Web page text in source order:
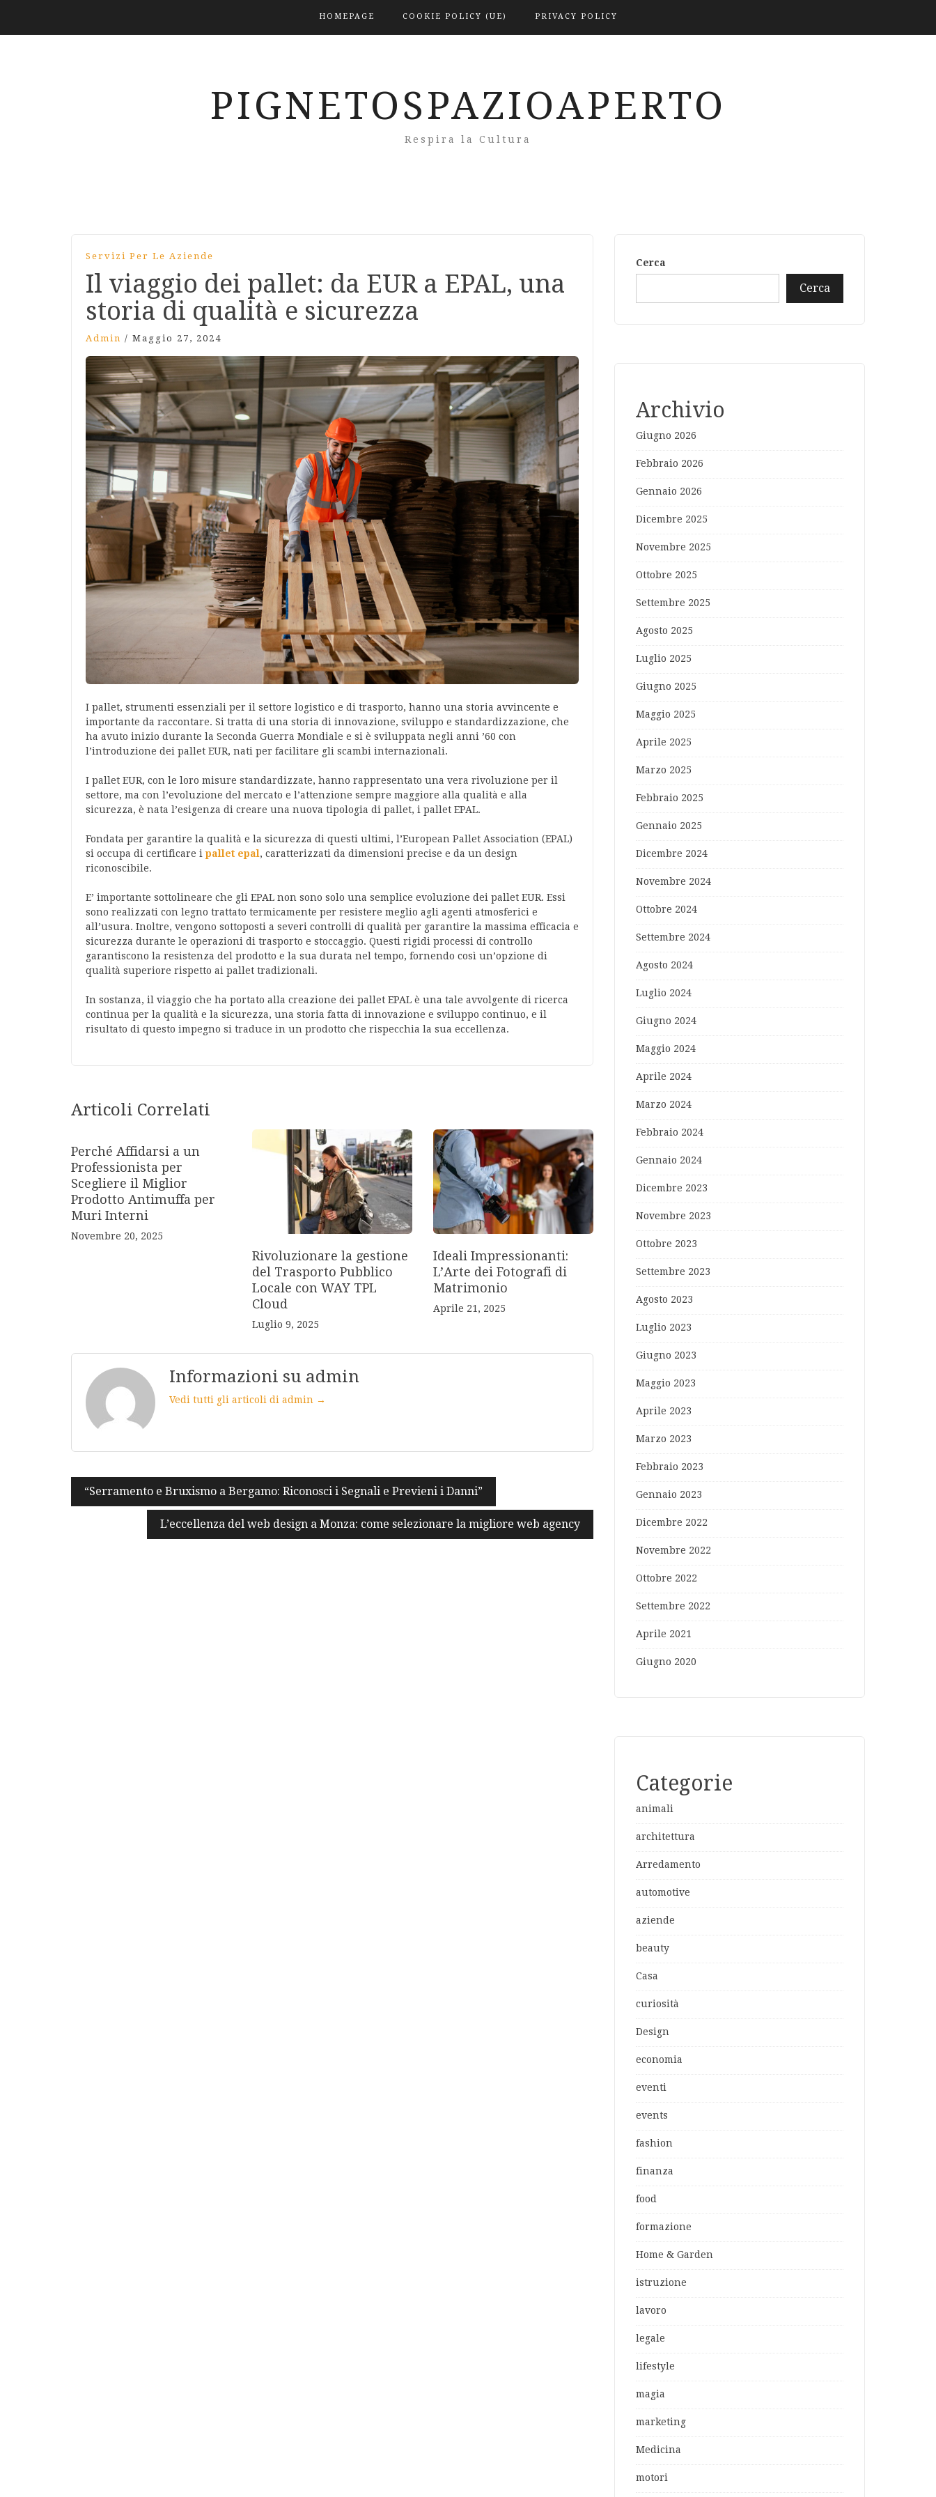
HOMEPAGE COOKIE POLICY (UE) PRIVACY POLICY
PIGNETOSPAZIOAPERTO
Respira la Cultura
Servizi Per Le Aziende
Il viaggio dei pallet: da EUR a EPAL, una
storia di qualità e sicurezza
Admin / Maggio 27, 2024
I pallet, strumenti essenziali per il settore logistico e di trasporto, hanno una storia avvincente e
importante da raccontare. Si tratta di una storia di innovazione, sviluppo e standardizzazione, che
ha avuto inizio durante la Seconda Guerra Mondiale e si è sviluppata negli anni ’60 con
l’introduzione dei pallet EUR, nati per facilitare gli scambi internazionali.
I pallet EUR, con le loro misure standardizzate, hanno rappresentato una vera rivoluzione per il
settore, ma con l’evoluzione del mercato e l’attenzione sempre maggiore alla qualità e alla
sicurezza, è nata l’esigenza di creare una nuova tipologia di pallet, i pallet EPAL.
Fondata per garantire la qualità e la sicurezza di questi ultimi, l’European Pallet Association (EPAL)
si occupa di certificare i pallet epal, caratterizzati da dimensioni precise e da un design
riconoscibile.
E’ importante sottolineare che gli EPAL non sono solo una semplice evoluzione dei pallet EUR. Essi
sono realizzati con legno trattato termicamente per resistere meglio agli agenti atmosferici e
all’usura. Inoltre, vengono sottoposti a severi controlli di qualità per garantire la massima efficacia e
sicurezza durante le operazioni di trasporto e stoccaggio. Questi rigidi processi di controllo
garantiscono la resistenza del prodotto e la sua durata nel tempo, fornendo così un’opzione di
qualità superiore rispetto ai pallet tradizionali.
In sostanza, il viaggio che ha portato alla creazione dei pallet EPAL è una tale avvolgente di ricerca
continua per la qualità e la sicurezza, una storia fatta di innovazione e sviluppo continuo, e il
risultato di questo impegno si traduce in un prodotto che rispecchia la sua eccellenza.
Articoli Correlati
Perché Affidarsi a un
Professionista per
Scegliere il Miglior
Prodotto Antimuffa per
Muri Interni
Novembre 20, 2025
Rivoluzionare la gestione
del Trasporto Pubblico
Locale con WAY TPL
Cloud
Luglio 9, 2025
Ideali Impressionanti:
L’Arte dei Fotografi di
Matrimonio
Aprile 21, 2025
Informazioni su admin
Vedi tutti gli articoli di admin →
Navigazione
articoli
“Serramento e Bruxismo a Bergamo: Riconosci i Segnali e Previeni i Danni”
L’eccellenza del web design a Monza: come selezionare la migliore web agency
Cerca
Cerca
Archivio
Giugno 2026
Febbraio 2026
Gennaio 2026
Dicembre 2025
Novembre 2025
Ottobre 2025
Settembre 2025
Agosto 2025
Luglio 2025
Giugno 2025
Maggio 2025
Aprile 2025
Marzo 2025
Febbraio 2025
Gennaio 2025
Dicembre 2024
Novembre 2024
Ottobre 2024
Settembre 2024
Agosto 2024
Luglio 2024
Giugno 2024
Maggio 2024
Aprile 2024
Marzo 2024
Febbraio 2024
Gennaio 2024
Dicembre 2023
Novembre 2023
Ottobre 2023
Settembre 2023
Agosto 2023
Luglio 2023
Giugno 2023
Maggio 2023
Aprile 2023
Marzo 2023
Febbraio 2023
Gennaio 2023
Dicembre 2022
Novembre 2022
Ottobre 2022
Settembre 2022
Aprile 2021
Giugno 2020
Categorie
animali
architettura
Arredamento
automotive
aziende
beauty
Casa
curiosità
Design
economia
eventi
events
fashion
finanza
food
formazione
Home & Garden
istruzione
lavoro
legale
lifestyle
magia
marketing
Medicina
motori